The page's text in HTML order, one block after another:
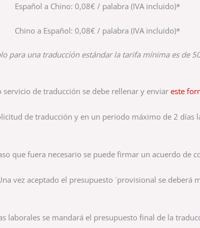
Español a Chino: 0,08€ / palabra (IVA incluido)*
Chino a Español: 0,08€ / palabra (IVA incluido)*
para una traducción estándar la tarifa mínima es de
servicio de traducción se debe rellenar y enviar este
de traducción y en un periodo máximo de 2 días
que fuera necesario se puede firmar un acuerdo de
vez aceptado el presupuesto `provisional se
laborales se mandará el presupuesto final de la